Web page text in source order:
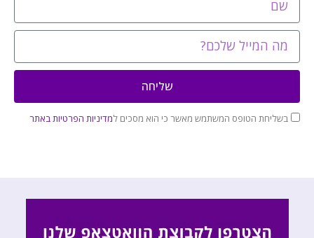
בשליחת הטופס המשתמש מאשר כי הוא מסכים למדיניות הפרטיות באתר
שליחה